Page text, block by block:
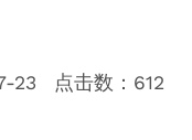
23 点击数： 612